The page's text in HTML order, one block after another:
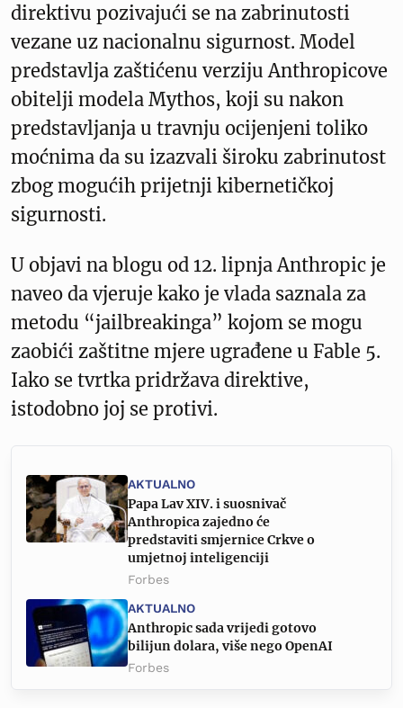
direktivu pozivajući se na zabrinutosti
vezane uz nacionalnu sigurnost. Model
predstavlja zaštićenu verziju Anthropicove
obitelji modela Mythos, koji su nakon
predstavljanja u travnju ocijenjeni toliko
moćnima da su izazvali široku zabrinutost
zbog mogućih prijetnji kibernetičkoj
sigurnosti.
U objavi na blogu od 12. lipnja Anthropic je
naveo da vjeruje kako je vlada saznala za
metodu “jailbreakinga” kojom se mogu
zaobići zaštitne mjere ugrađene u Fable 5.
Iako se tvrtka pridržava direktive,
istodobno joj se protivi.
AKTUALNO
Papa Lav XIV. i suosnivač
Anthropica zajedno će
predstaviti smjernice Crkve o
umjetnoj inteligenciji
Forbes
AKTUALNO
Anthropic sada vrijedi gotovo
bilijun dolara, više nego OpenAI
Forbes